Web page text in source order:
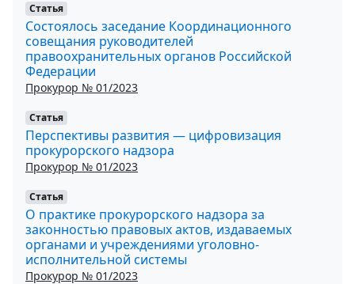
Статья
Состоялось заседание Координационного
совещания руководителей
правоохранительных органов Российской
Федерации
Прокурор № 01/2023
Статья
Перспективы развития — цифровизация
прокурорского надзора
Прокурор № 01/2023
Статья
О практике прокурорского надзора за
законностью правовых актов, издаваемых
органами и учреждениями уголовно-
исполнительной системы
Прокурор № 01/2023